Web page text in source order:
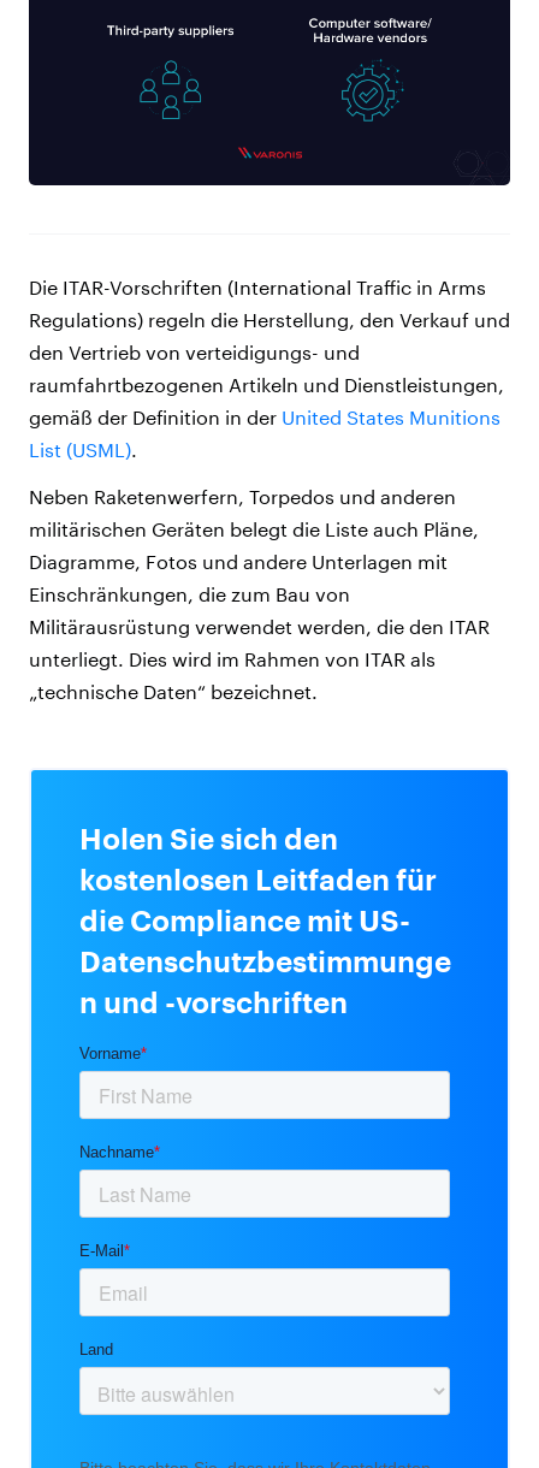
Die ITAR-Vorschriften (International Traffic in Arms
Regulations) regeln die Herstellung, den Verkauf und
den Vertrieb von verteidigungs- und
raumfahrtbezogenen Artikeln und Dienstleistungen,
gemäß der Definition in der United States Munitions
List (USML).
Neben Raketenwerfern, Torpedos und anderen
militärischen Geräten belegt die Liste auch Pläne,
Diagramme, Fotos und andere Unterlagen mit
Einschränkungen, die zum Bau von
Militärausrüstung verwendet werden, die den ITAR
unterliegt. Dies wird im Rahmen von ITAR als
„technische Daten“ bezeichnet.
Holen Sie sich den
kostenlosen Leitfaden für
die Compliance mit US-
Datenschutzbestimmunge
n und -vorschriften